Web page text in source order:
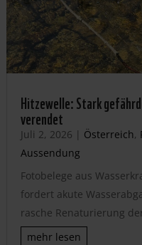
Hitzewelle: Stark
verendet
Juli 2, 2026 | Österreich,
Aussendung
Fotobelege aus
fordert akute
rasche Renaturierung
mehr lesen